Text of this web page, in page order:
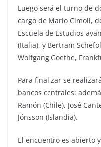
Luego será el turno de
cargo de Mario Cimoli,
Escuela de Estudios
(Italia), y Bertram
Wolfgang Goethe,
Para finalizar se
bancos centrales:
Ramón (Chile), José
Jónsson (Islandia).
El encuentro es abierto